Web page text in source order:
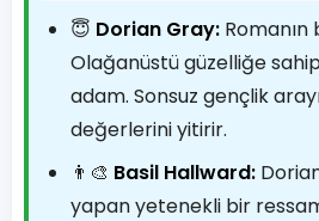
😇 Dorian Gray: Romanın
Olağanüstü güzelliğe
adam. Sonsuz gençlik
değerlerini yitirir.
👨‍🎨 Basil Hallward:
yapan yetenekli bir